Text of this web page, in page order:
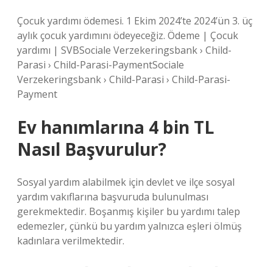
Çocuk yardımı ödemesi. 1 Ekim 2024’te 2024’ün 3. üç
aylık çocuk yardımını ödeyeceğiz. Ödeme | Çocuk
yardımı | SVBSociale Verzekeringsbank › Child-
Parasi › Child-Parasi-PaymentSociale
Verzekeringsbank › Child-Parasi › Child-Parasi-
Payment
Ev hanımlarına 4 bin TL
Nasıl Başvurulur?
Sosyal yardım alabilmek için devlet ve ilçe sosyal
yardım vakıflarına başvuruda bulunulması
gerekmektedir. Boşanmış kişiler bu yardımı talep
edemezler, çünkü bu yardım yalnızca eşleri ölmüş
kadınlara verilmektedir.